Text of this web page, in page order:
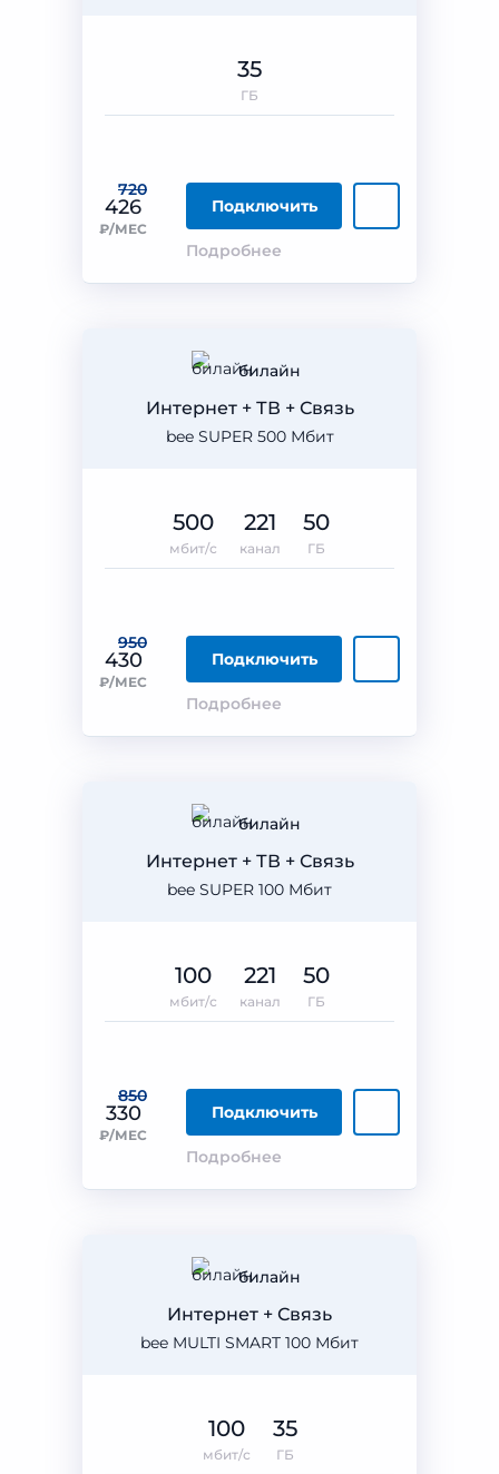
720
426
₽/МЕС
Подключить
Подробнее
35
ГБ
билайн
bee SUPER 500 Мбит
Интернет + ТВ + Связь
950
430
₽/МЕС
Подключить
Подробнее
500
мбит/с
221
канал
50
ГБ
билайн
bee SUPER 100 Мбит
Интернет + ТВ + Связь
850
330
₽/МЕС
Подключить
Подробнее
100
мбит/с
221
канал
50
ГБ
билайн
bee MULTI SMART 100 Мбит
Интернет + Связь
100
мбит/с
35
ГБ